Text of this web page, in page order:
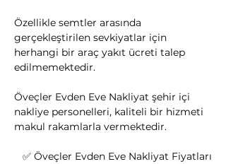
Özellikle semtler arasında
gerçekleştirilen sevkiyatlar için
herhangi bir araç yakıt ücreti talep
edilmemektedir.
Öveçler Evden Eve Nakliyat şehir içi
nakliye personelleri, kaliteli bir hizmeti
makul rakamlarla vermektedir.
   ✅ Öveçler Evden Eve Nakliyat Fiyatları